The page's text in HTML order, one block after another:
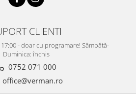
CLIENTI
- doar cu programare! Sâmbătă-
Duminica: închis
0752 071 000
office@verman.ro